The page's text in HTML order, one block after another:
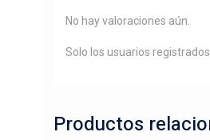
No hay valoraciones aún.
Solo los usuarios
Productos